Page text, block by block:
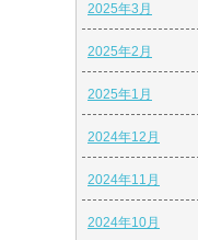
2025年3月
2025年2月
2025年1月
2024年12月
2024年11月
2024年10月